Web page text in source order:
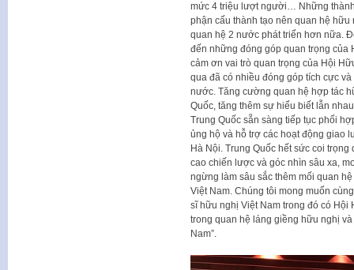
mức 4 triệu lượt người… Những
phận cấu thành tạo nên quan hệ
quan hệ 2 nước phát triển hơn nữa.
đến những đóng góp quan trọng của
cảm ơn vai trò quan trọng của Hội
qua đã có nhiều đóng góp tích cực
nước. Tăng cường quan hệ hợp tác
Quốc, tăng thêm sự hiểu biết lẫn
Trung Quốc sẵn sàng tiếp tục phối
ủng hộ và hỗ trợ các hoạt động giao
Hà Nội. Trung Quốc hết sức coi
cao chiến lược và góc nhìn sâu xa,
ngừng làm sâu sắc thêm mối quan
Việt Nam. Chúng tôi mong muốn
sĩ hữu nghị Việt Nam trong đó có Hội
trong quan hệ láng giềng hữu nghị
Nam”.